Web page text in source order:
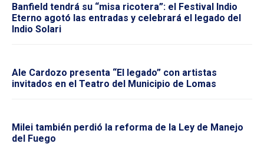
Banfield tendrá su “misa ricotera”: el Festival Indio
Eterno agotó las entradas y celebrará el legado del
Indio Solari
Ale Cardozo presenta “El legado” con artistas
invitados en el Teatro del Municipio de Lomas
Milei también perdió la reforma de la Ley de Manejo
del Fuego